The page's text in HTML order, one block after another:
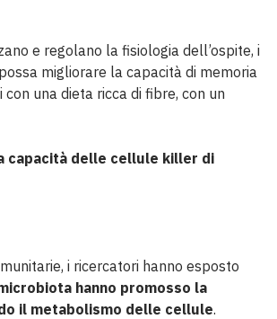
e regolano la fisiologia dell’ospite, i
migliorare la capacità di memoria
una dieta ricca di fibre, con un
capacità delle cellule killer di
i ricercatori hanno esposto
hanno promosso la
il metabolismo delle cellule.